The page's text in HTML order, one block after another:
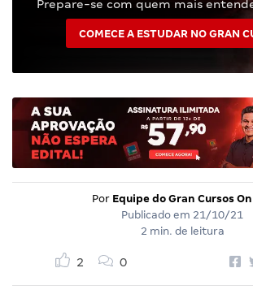
Prepare-se com quem mais
COMECE A ESTUDAR NO GRAN
Por Equipe do Gran Cursos
Publicado em 21/10/21
2 min. de leitura
2 0